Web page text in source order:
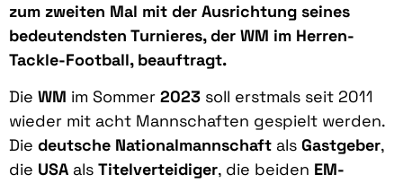
zum zweiten Mal mit der Ausrichtung seines
bedeutendsten Turnieres, der WM im Herren-
Tackle-Football, beauftragt.
Die WM im Sommer 2023 soll erstmals seit 2011
wieder mit acht Mannschaften gespielt werden.
Die deutsche Nationalmannschaft als Gastgeber,
die USA als Titelverteidiger, die beiden EM-